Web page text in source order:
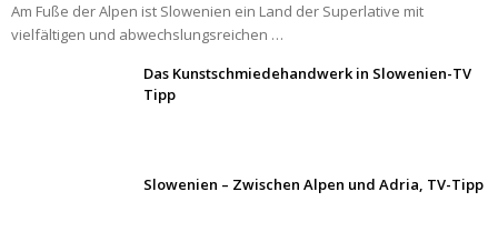
Am Fuße der Alpen ist Slowenien ein Land der Superlative mit
vielfältigen und abwechslungsreichen …
Das Kunstschmiedehandwerk in Slowenien-TV
Tipp
Slowenien – Zwischen Alpen und Adria, TV-Tipp